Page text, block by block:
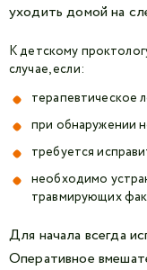
уходить домой на
К детскому
случае, если:
терапевтическое
при обнаружении
требуется
необходимо
травмирующих
Для начала всегда
Оперативное